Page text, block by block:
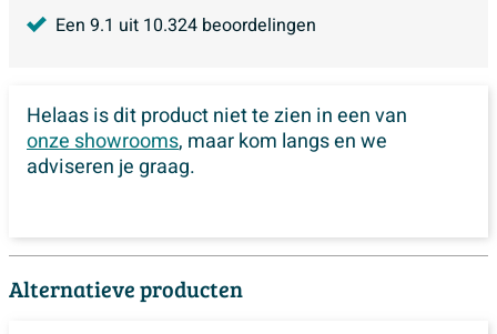
Een 9.1 uit 10.324 beoordelingen
Helaas is dit product niet te zien in een van
onze showrooms, maar kom langs en we
adviseren je graag.
Alternatieve producten